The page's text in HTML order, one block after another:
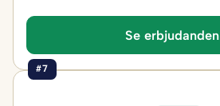
Se erbjudanden
#7